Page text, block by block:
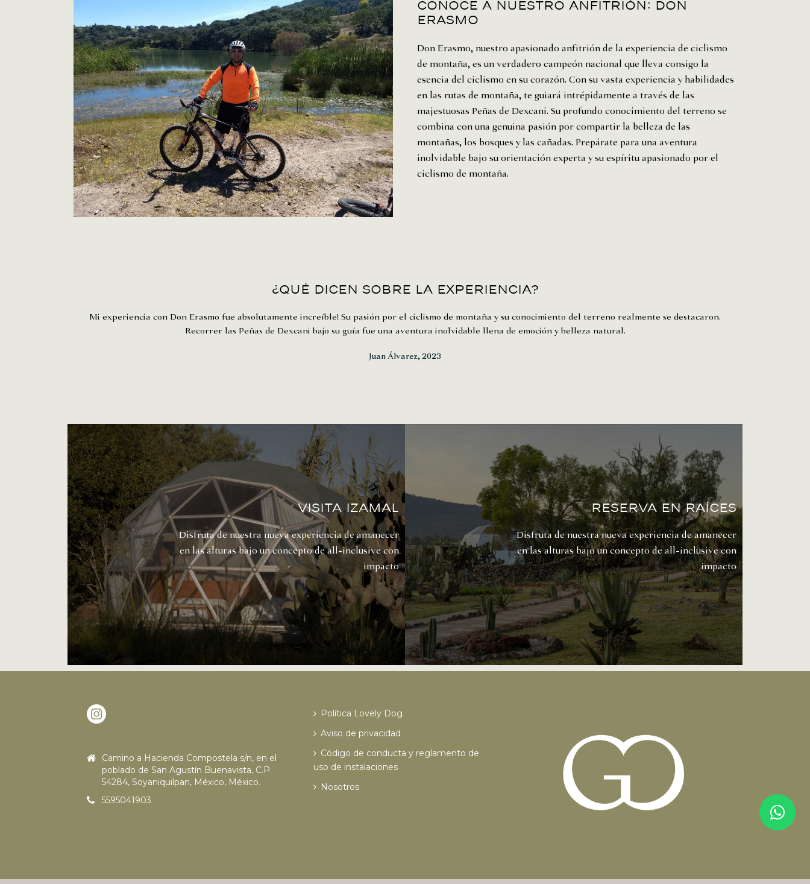
Conoce a nuestro anfitrión: don
erasmo
Don Erasmo, nuestro apasionado anfitrión de la experiencia de ciclismo
de montaña, es un verdadero campeón nacional que lleva consigo la
esencia del ciclismo en su corazón. Con su vasta experiencia y habilidades
en las rutas de montaña, te guiará intrépidamente a través de las
majestuosas Peñas de Dexcani. Su profundo conocimiento del terreno se
combina con una genuina pasión por compartir la belleza de las
montañas, los bosques y las cañadas. Prepárate para una aventura
inolvidable bajo su orientación experta y su espíritu apasionado por el
ciclismo de montaña.
¿Qué dicen sobre la experiencia?
Mi experiencia con Don Erasmo fue absolutamente increíble! Su pasión por el ciclismo de montaña y su conocimiento del terreno realmente se destacaron.
Recorrer las Peñas de Dexcani bajo su guía fue una aventura inolvidable llena de emoción y belleza natural.
Juan Álvarez, 2023
Visita izamal
Disfruta de nuestra nueva experiencia de amanecer
en las alturas bajo un concepto deall-inclusive con
impacto
Reserva en raíces
Disfruta de nuestra nueva experiencia de amanecer
en las alturas bajo un concepto de all-inclusive con
impacto
Camino a Hacienda Compostela s/n, en el
poblado de San Agustín Buenavista, C.P.
54284, Soyaniquilpan, México, México.
5595041903
Política Lovely Dog
Aviso de privacidad
Código de conducta y reglamento de
uso de instalaciones
Nosotros